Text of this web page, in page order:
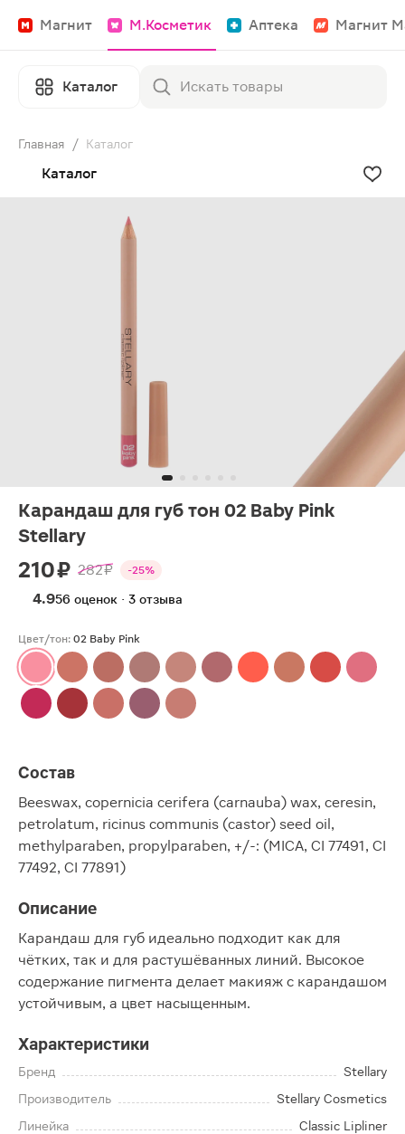
Магнит М.Косметик Аптека Магнит
Каталог
Главная / Каталог
Каталог
Карандаш для губ тон 02 Baby Pink
Stellary
210 ₽ 282 ₽ -25%
4.956 оценок · 3 отзыва
Цвет/тон: 02 Baby Pink
Состав
Beeswax, copernicia cerifera (carnauba) wax, ceresin,
petrolatum, ricinus communis (castor) seed oil,
methylparaben, propylparaben, +/-: (MICA, CI 77491, CI
77492, CI 77891)
Описание
Карандаш для губ идеально подходит как для
чётких, так и для растушёванных линий. Высокое
содержание пигмента делает макияж с карандашом
устойчивым, а цвет насыщенным.
Характеристики
Бренд
Stellary
Производитель
Stellary Cosmetics
Линейка
Classic Lipliner